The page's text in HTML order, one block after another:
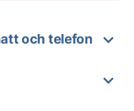
och telefon